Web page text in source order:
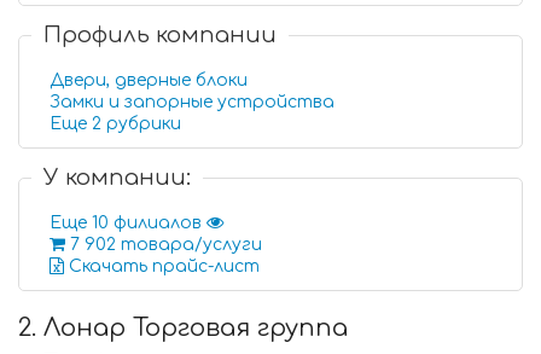
Профиль компании
Двери, дверные блоки
Замки и запорные устройства
Еще 2 рубрики
У компании:
Еще 10 филиалов
7 902 товара/услуги
Скачать прайс-лист
2. Лонар Торговая группа